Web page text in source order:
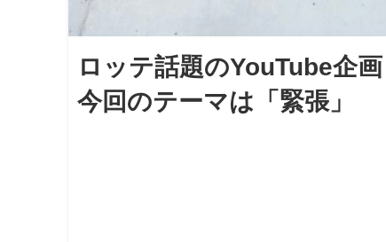
ロッテ話題のYouTube企
今回のテーマは「緊張」